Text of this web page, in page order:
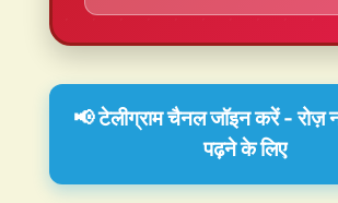
📢 टेलीग्राम चैनल जॉइन करें - रोज़
पढ़ने के लिए